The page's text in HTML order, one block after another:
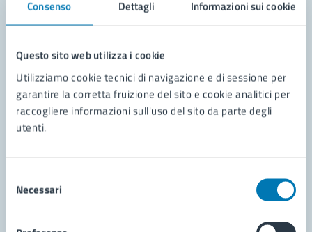
Consenso Dettagli Informazioni sui cookie
Questo sito web utilizza i cookie
Utilizziamo cookie tecnici di navigazione e di sessione per
garantire la corretta fruizione del sito e cookie analitici per
raccogliere informazioni sull'uso del sito da parte degli
utenti.
delNecessari
Richiedi assistenza
Segnala disservizio